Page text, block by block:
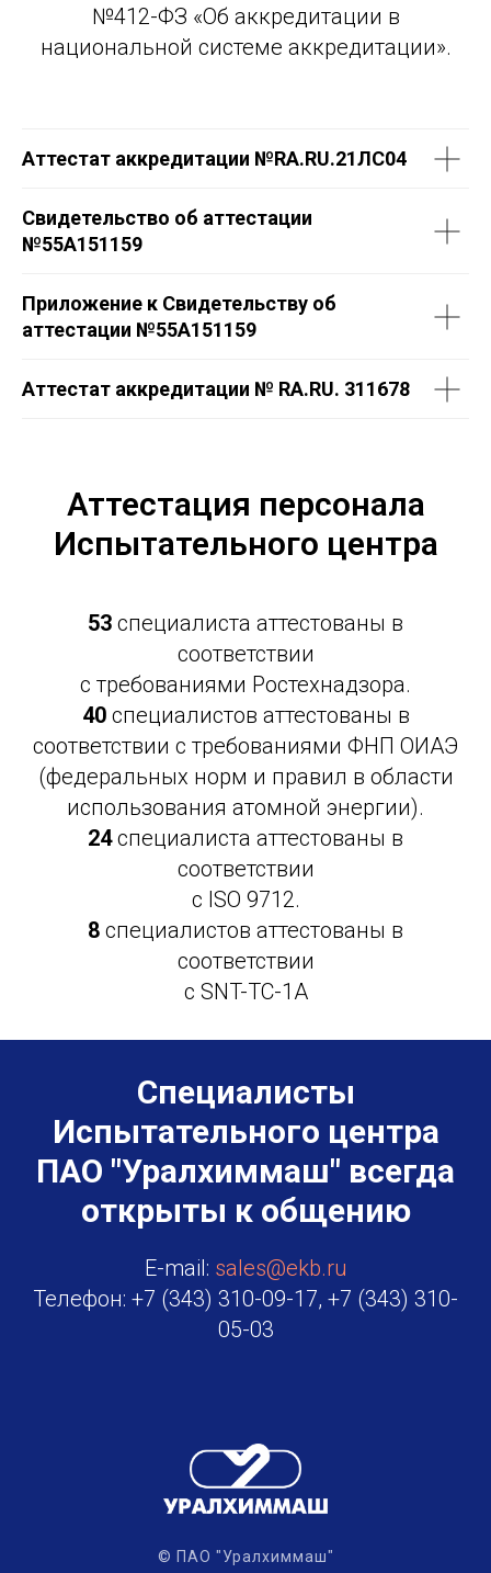
№412-ФЗ «Об аккредитации в
национальной системе аккредитации».
Аттестат аккредитации №RA.RU.21ЛС04
Свидетельство об аттестации
№55А151159
Приложение к Свидетельству об
аттестации №55А151159
Аттестат аккредитации № RA.RU. 311678
Аттестация персонала
Испытательного центра
53 специалиста аттестованы в
соответствии
с требованиями Ростехнадзора.
40специалистов аттестованы в
соответствии с требованиями ФНП ОИАЭ
(федеральных норм и правил в области
использования атомной энергии).
24специалиста аттестованы в
соответствии
с ISO 9712.
8 специалистов аттестованы в
соответствии
с SNT-TC-1A
Специалисты
Испытательного центра
ПАО "Уралхиммаш" всегда
открыты к общению
E-mail: sales@ekb.ru
Телефон: +7 (343) 310-09-17, +7 (343) 310-
05-03
© ПАО "Уралхиммаш"